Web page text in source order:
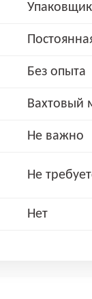
Без опыта
Вахтовый
Не важно
Не
Нет